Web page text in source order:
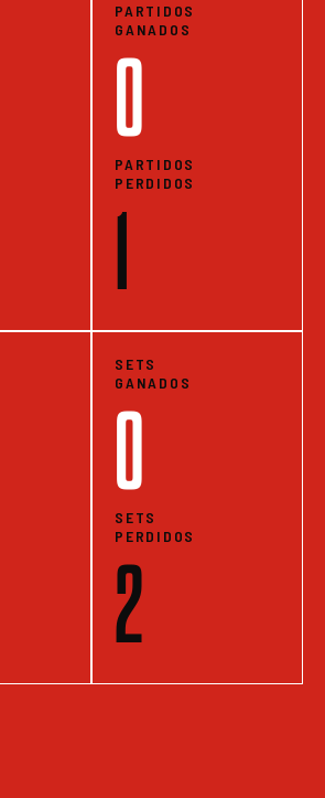
PARTIDOS
GANADOS
0
PARTIDOS
PERDIDOS
1
SETS
GANADOS
0
SETS
PERDIDOS
2